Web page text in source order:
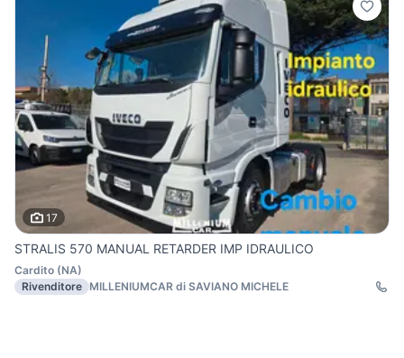
17
STRALIS 570 MANUAL RETARDER IMP IDRAULICO
Cardito (NA)
Rivenditore MILLENIUMCAR di SAVIANO MICHELE